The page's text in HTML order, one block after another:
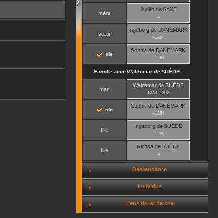
mère
Judithde SAXE
–
sœur
Ingeborg de DANEMARK
–1287
elle
Sophie de DANEMARK
–1286
Famille avec Waldemarde SUÈDE
mari
Waldemar de SUÈDE
1243–1302
elle
Sophie de DANEMARK
–1286
fille
Ingeborg de SUÈDE
–1290
fille
Richsade SUÈDE
–
Descendance
Individus
Liens de recherche